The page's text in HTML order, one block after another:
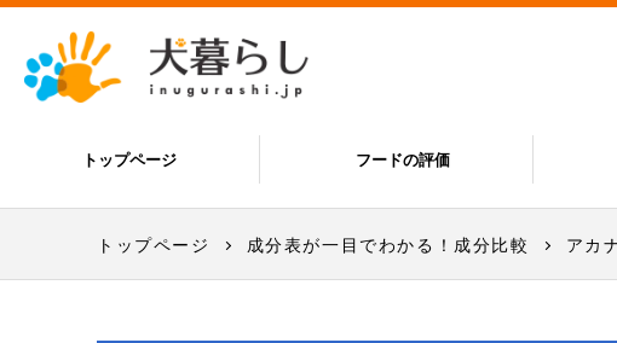
トップページ フードの評価
トップページ 成分表が一目でわかる！成分比較 アカ